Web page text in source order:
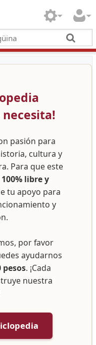
pasión para
cultura y
Para que este
100% libre y
tu apoyo para
y
por favor
ayudarnos
pesos. ¡Cada
nuestra